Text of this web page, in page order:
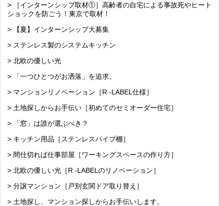
> ［インターンシップ取材①］高齢者の自宅による事故死やヒート
ショックを防ごう！東京で取材！
> 【夏】インターンシップ大募集
> ステンレス製のシステムキッチン
> 北欧の優しい光
> 「一つひとつがお洒落」を追求。
> マンションリノベーション［R -LABEL仕様］
> 土地探しからお手伝い［初めてのセミオーダー住宅］
> 「窓」は誰が選ぶべき？
> キッチン用品［ステンレスパイプ棚］
> 間仕切れば仕事部屋［ワーキングスペースの作り方］
> 北欧の優しい光［R -LABELのリノベーション］
> 分譲マンション［戸別玄関ドア取り替え］
> 土地探し、マンション探しからお手伝いします。